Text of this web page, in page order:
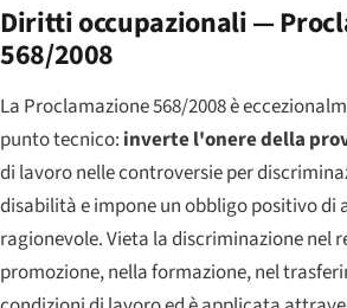
Diritti occupazionali —
568/2008
La Proclamazione 568/2008 è
punto tecnico: inverte l'onere della
di lavoro nelle controversie per
disabilità e impone un obbligo positivo di
ragionevole. Vieta la discriminazione nel
promozione, nella formazione, nel